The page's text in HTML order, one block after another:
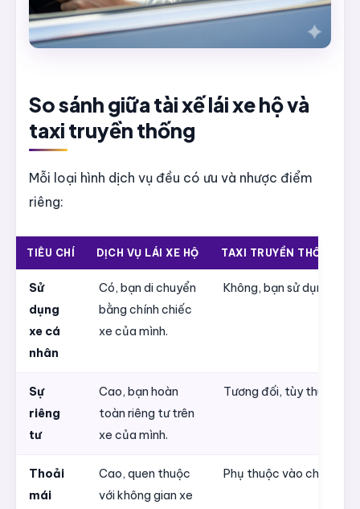
So sánh giữa tài xế lái xe hộ và
taxi truyền thống
Mỗi loại hình dịch vụ đều có ưu và nhược điểm
riêng:
TIÊU CHÍ DỊCH VỤ LÁI XE HỘ TAXI TRUYỀN THỐNG/
Sử
dụng
xe cá
nhân
Có, bạn di chuyển
bằng chính chiếc
xe của mình.
Không, bạn sử dụng xe
Sự
riêng
tư
Cao, bạn hoàn
toàn riêng tư trên
xe của mình.
Tương đối, tùy thuộc
Thoải
mái
Cao, quen thuộc
với không gian xe
Phụ thuộc vào chất